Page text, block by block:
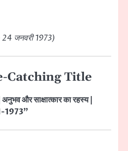
24 जनवरी 1973)
Catching Title
और साक्षात्कार का रहस्य |